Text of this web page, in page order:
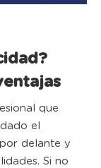
que
el
delante y
Si no